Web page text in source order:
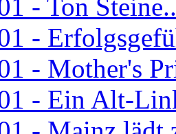
- Ton
-
- Mother's
- Ein Alt-